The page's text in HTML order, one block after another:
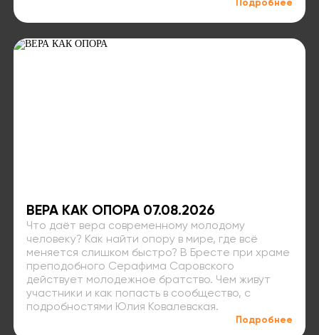
Подробнее
ВЕРА КАК ОПОРА 07.08.2026
Что даёт вера современному молодому
человеку? Как найти опору в мире, где всё
меняется слишком быстро? В Бресте при храме
преподобного Серафима Саровского
действует молодежное братство. Чем живут
участники и как попасть в сообщество, с
подробностями Юлия Ковалевская.
Подробнее